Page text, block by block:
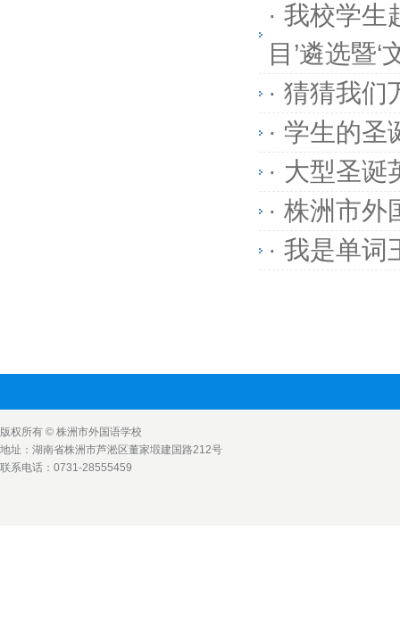
· 我校学生
目’遴选暨
· 猜猜我们
· 学生的圣
· 大型圣诞
· 株洲市外
· 我是单词
版权所有 © 株洲市外国语学校
地址：湖南省株洲市芦淞区董家塅建国路212号
联系电话：0731-28555459